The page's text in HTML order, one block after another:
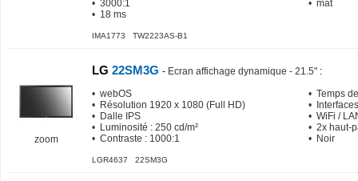
• 3000:1
• 18 ms
• mat
IMA1773 TW2223AS-B1
zoom
LG 22SM3G - Ecran affichage dynamique - 21.5" :
• webOS
• Résolution 1920 x 1080 (Full HD)
• Dalle IPS
• Luminosité : 250 cd/m²
• Contraste : 1000:1
• Temps
•
• WiFi /
• 2x haut-
• Noir
LGR4637 22SM3G